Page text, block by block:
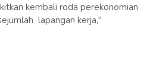
kembali roda perekonomian
lapangan kerja,"